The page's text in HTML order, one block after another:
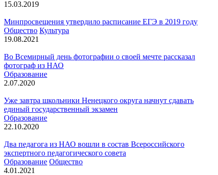
15.03.2019
Минпросвещения утвердило расписание ЕГЭ в 2019 году
Общество Культура
19.08.2021
Во Всемирный день фотографии о своей мечте рассказал
фотограф из НАО
Образование
2.07.2020
Уже завтра школьники Ненецкого округа начнут сдавать
единый государственный экзамен
Образование
22.10.2020
Два педагога из НАО вошли в состав Всероссийского
экспертного педагогического совета
Образование Общество
4.01.2021